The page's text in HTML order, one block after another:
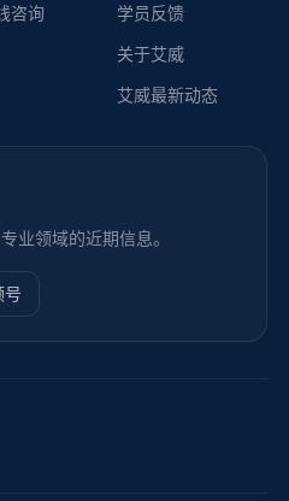
咨询
学员反馈
关于艾威
艾威最新动态
业领域的近期信息。
号